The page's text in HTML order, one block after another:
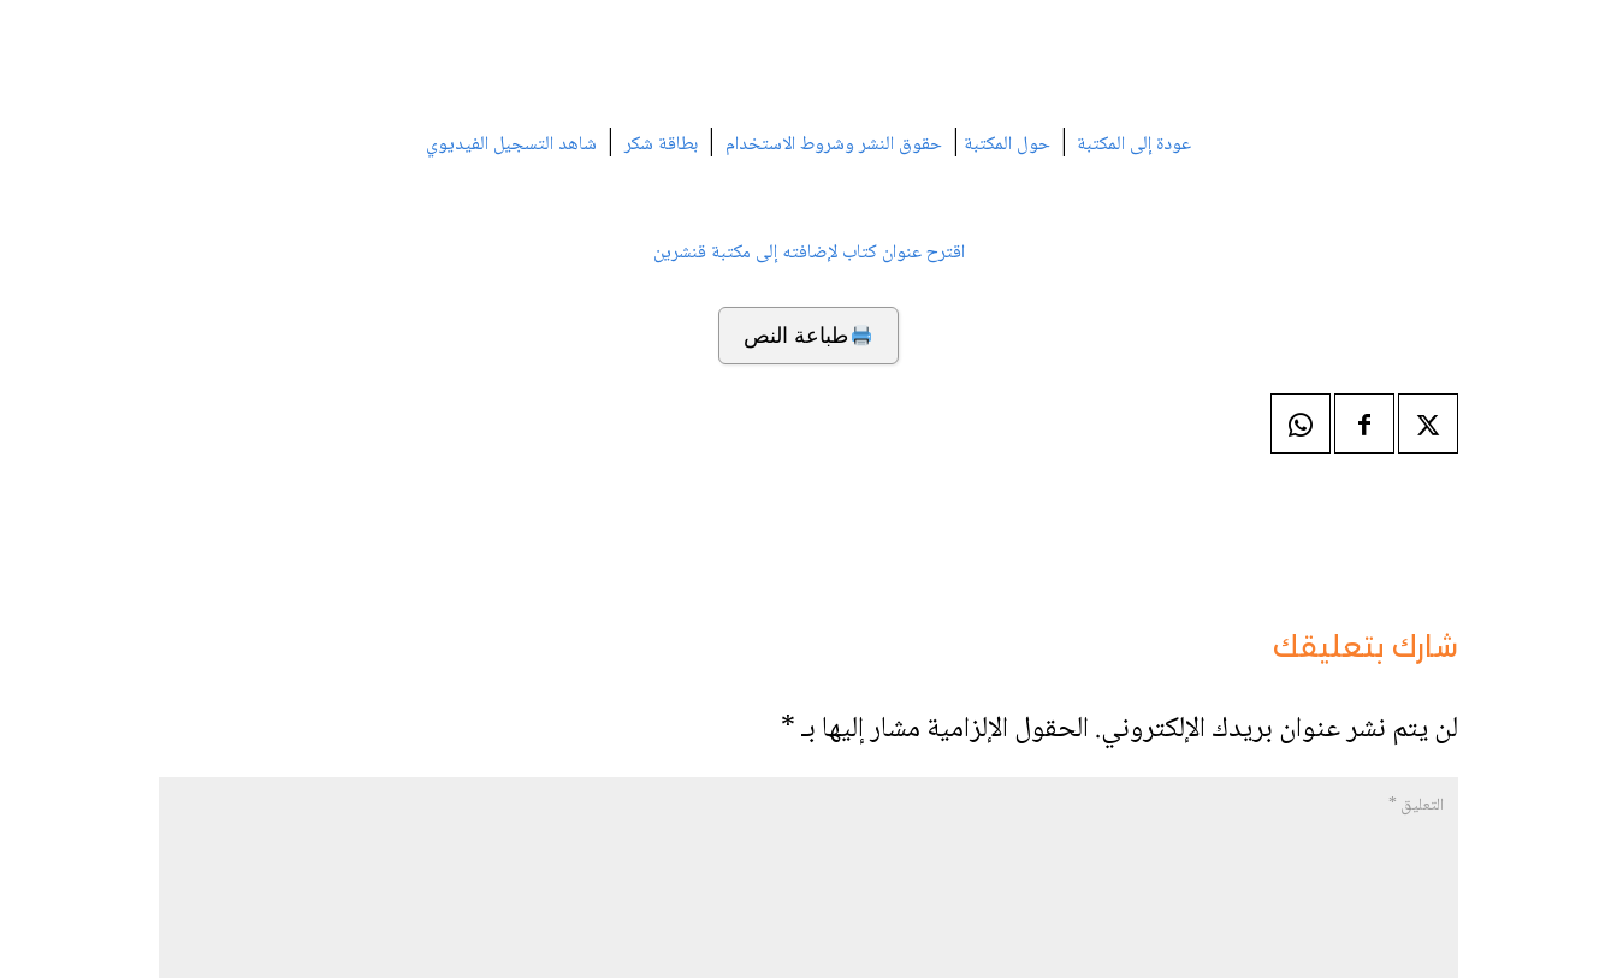
عودة إلى المكتبة | حول المكتبة | حقوق النشر وشروط الاستخدام | بطاقة شكر| شاهد التسجيل الفيديوي
اقترح عنوان كتاب لإضافته إلى مكتبة قنشرين
طباعة النص
شارك بتعليقك
لن يتم نشر عنوان بريدك الإلكتروني.الحقول الإلزامية مشار إليها بـ*